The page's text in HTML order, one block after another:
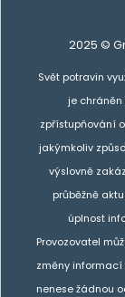
2025 ©
Svět potravin
je chráněn
zpřístupňování
jakýmkoliv
výslovně
průběžně
úplnost
Provozovatel
změny informací
nenese žádnou